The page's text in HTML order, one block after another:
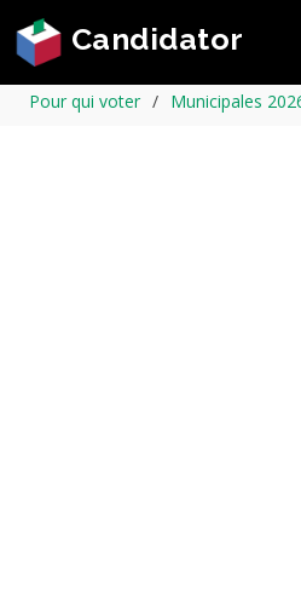
Candidator
Pour qui voter Municipales